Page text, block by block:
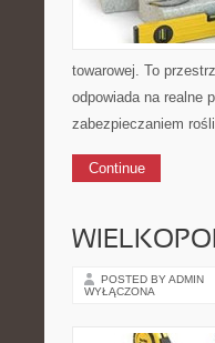
towarowej. To
odpowiada na realne
zabezpieczaniem
Continue
POSTED BY ADMIN
WYŁĄCZONA